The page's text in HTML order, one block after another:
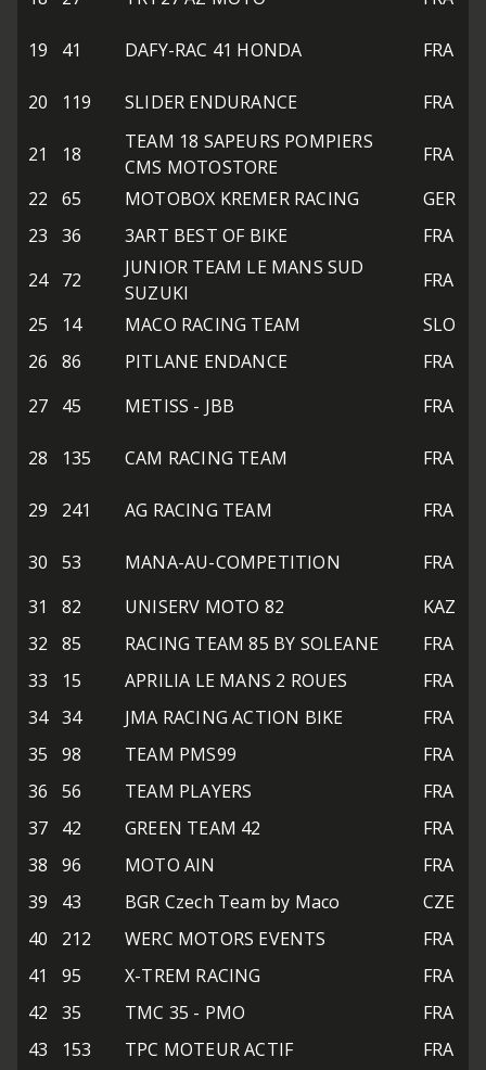
19 41 DAFY-RAC 41 HONDA FRA
20 119 SLIDER ENDURANCE FRA
21 18
TEAM 18 SAPEURS POMPIERS
CMS MOTOSTORE
FRA
22
65 MOTOBOX KREMER RACING
GER
23
36 3ART BEST OF BIKE
FRA
24
72
JUNIOR TEAM LE MANS SUD
SUZUKI
FRA
25
14 MACO RACING TEAM
SLO
26
86 PITLANE ENDANCE
FRA
27
45 METISS - JBB FRA
28 135 CAM RACING TEAM FRA
29 241 AG RACING TEAM FRA
30 53 MANA-AU-COMPETITION
FRA
31
82 UNISERV MOTO 82
KAZ
32
85 RACING TEAM 85 BY SOLEANE
FRA
33
15 APRILIA LE MANS 2 ROUES
FRA
34 34 JMA RACING ACTION BIKE
FRA
35
98 TEAM PMS99
FRA
36
56 TEAM PLAYERS
FRA
37
42 GREEN TEAM 42
FRA
38
96 MOTO AIN
FRA
39
43 BGR Czech Team by Maco
CZE
40
212 WERC MOTORS EVENTS
FRA
41
95 X-TREM RACING
FRA
42
35 TMC 35 - PMO
FRA
43
153 TPC MOTEUR ACTIF FRA